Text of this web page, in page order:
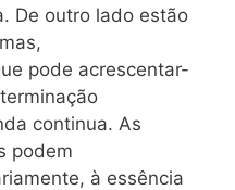
De outro lado estão
pode acrescentar-
continua. As
podem
à essência